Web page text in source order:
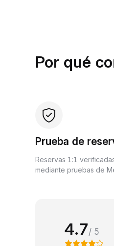
Por qué
Prueba de
Reservas 1:1
mediante pruebas de
4.7/ 5